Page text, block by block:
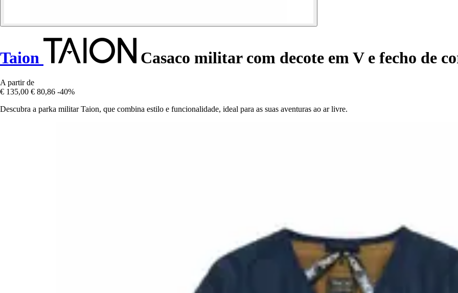
Taion Casaco militar com decote em V e fecho de
A partir de
€ 135,00 € 80,86 -40%
Descubra a parka militar Taion, que combina estilo e funcionalidade, ideal para as suas aventuras ao ar livre.